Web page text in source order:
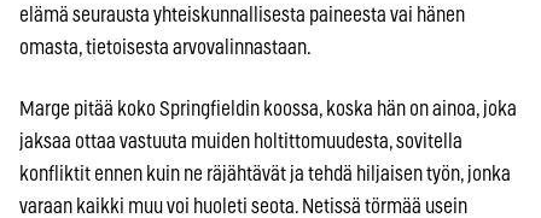
elämä seurausta yhteiskunnallisesta paineesta vai hänen
omasta, tietoisesta arvovalinnastaan.
Marge pitää koko Springfieldin koossa, koska hän on ainoa, joka
jaksaa ottaa vastuuta muiden holtittomuudesta, sovitella
konfliktit ennen kuin ne räjähtävät ja tehdä hiljaisen työn, jonka
varaan kaikki muu voi huoleti seota. Netissä törmää usein